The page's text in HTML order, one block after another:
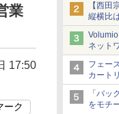
【西田
縦横比
サムス
ネット
フェー
カート
ングを
「バッ
をモチ
業
17:50
ーク